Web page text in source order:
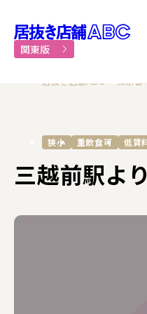
居抜き物件
関東版
居抜き店舗ABC 東京都
狭小 重飲食可 低賃
三越前駅よ